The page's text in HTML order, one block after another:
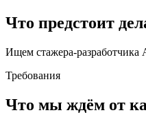
Что предстоит
Ищем стажера-разработчика
Требования
Что мы ждём от